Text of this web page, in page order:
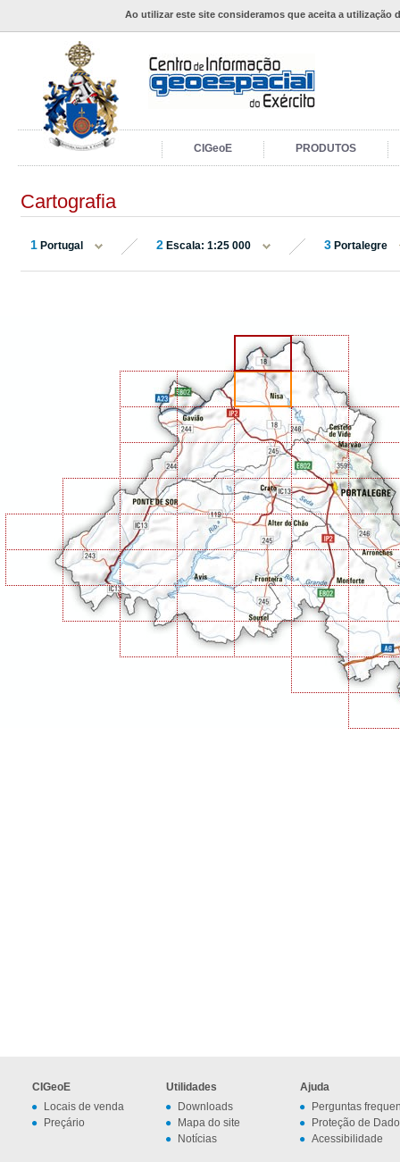
Ao utilizar este site consideramos que aceita a utilização
CIGeoE PRODUTOS
Cartografia
1 Portugal 2 Escala: 1:25 000 3 Portalegre
CIGeoE
Locais de venda
Preçário
Utilidades
Downloads
Mapa do site
Notícias
Ajuda
Perguntas
Proteção de
Acessibilidade